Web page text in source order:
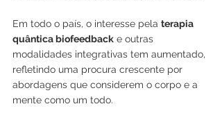
Em todo o país, o interesse pela terapia
quântica biofeedback e outras
modalidades integrativas tem aumentado,
refletindo uma procura crescente por
abordagens que considerem o corpo e a
mente como um todo.